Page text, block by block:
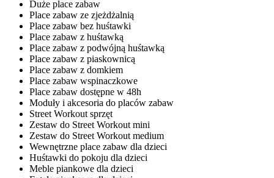
Duże place zabaw
Place zabaw ze zjeżdżalnią
Place zabaw bez huśtawki
Place zabaw z huśtawką
Place zabaw z podwójną huśtawką
Place zabaw z piaskownicą
Place zabaw z domkiem
Place zabaw wspinaczkowe
Place zabaw dostępne w 48h
Moduły i akcesoria do placów zabaw
Street Workout sprzęt
Zestaw do Street Workout mini
Zestaw do Street Workout medium
Wewnętrzne place zabaw dla dzieci
Huśtawki do pokoju dla dzieci
Meble piankowe dla dzieci